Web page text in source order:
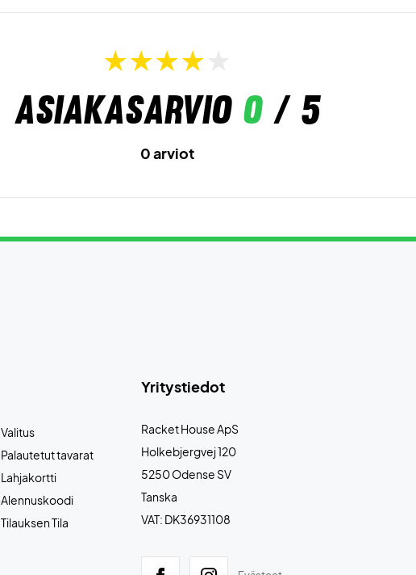
Asiakasarvio 0/ 5
0 arviot
Yritystiedot
Racket House ApS
Holkebjergvej 120
5250 Odense SV
Tanska
VAT: DK36931108
Valitus
Palautetut tavarat
Lahjakortti
Alennuskoodi
Tilauksen Tila